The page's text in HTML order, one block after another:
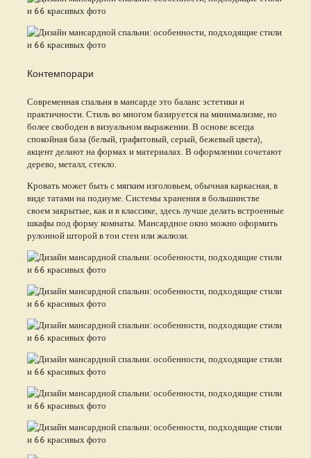
Контемпорари
Современная спальня в мансарде это баланс эстетики и
практичности. Стиль во многом базируется на минимализме, но
более свободен в визуальном выражении. В основе всегда
спокойная база (белый, графитовый, серый, бежевый цвета),
акцент делают на формах и материалах. В оформлении сочетают
дерево, металл, стекло.
Кровать может быть с мягким изголовьем, обычная каркасная, в
виде татами на подиуме. Системы хранения в большинстве
своем закрытые, как и в классике, здесь лучше делать встроенные
шкафы под форму комнаты. Мансардное окно можно оформить
рулонной шторой в тон стен или жалюзи.